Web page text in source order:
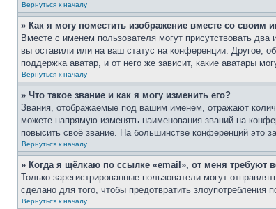
Вернуться к началу
» Как я могу поместить изображение вместе со своим
Вместе с именем пользователя могут присутствовать
вы оставили или на ваш статус на конференции. Другое,
поддержка аватар, и от него же зависит, какие аватары
Вернуться к началу
» Что такое звание и как я могу изменить его?
Звания, отображаемые под вашим именем, отражают
можете напрямую изменять наименования званий на
повысить своё звание. На большинстве конференций это
Вернуться к началу
» Когда я щёлкаю по ссылке «email», от меня требуют
Только зарегистрированные пользователи могут
сделано для того, чтобы предотвратить злоупотребления
Вернуться к началу